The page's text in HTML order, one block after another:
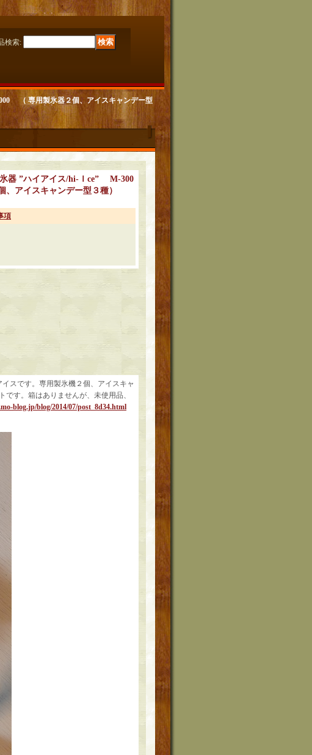
検索:
（ 専用製氷器２個、アイスキャンデー型
器 ”ハイアイス/hi-Ｉce” M-300
アイスキャンデー型３種）
項
スです。専用製氷機２個、アイスキャ
す。箱はありませんが、未使用品、
blog.jp/blog/2014/07/post_8d34.html